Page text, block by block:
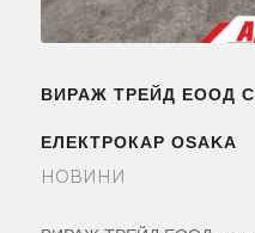
ВИРАЖ ТРЕЙД ЕООД С
ЕЛЕКТРОКАР OSAKA
НОВИНИ